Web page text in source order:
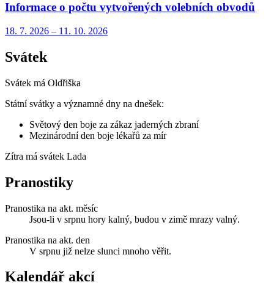
Informace o počtu vytvořených volebních obvodů
18. 7. 2026 – 11. 10. 2026
Svátek
Svátek má Oldřiška
Státní svátky a významné dny na dnešek:
Světový den boje za zákaz jaderných zbraní
Mezinárodní den boje lékařů za mír
Zítra má svátek Lada
Pranostiky
Pranostika na akt. měsíc
Jsou-li v srpnu hory kalný, budou v zimě mrazy valný.
Pranostika na akt. den
V srpnu již nelze slunci mnoho věřit.
Kalendář akcí